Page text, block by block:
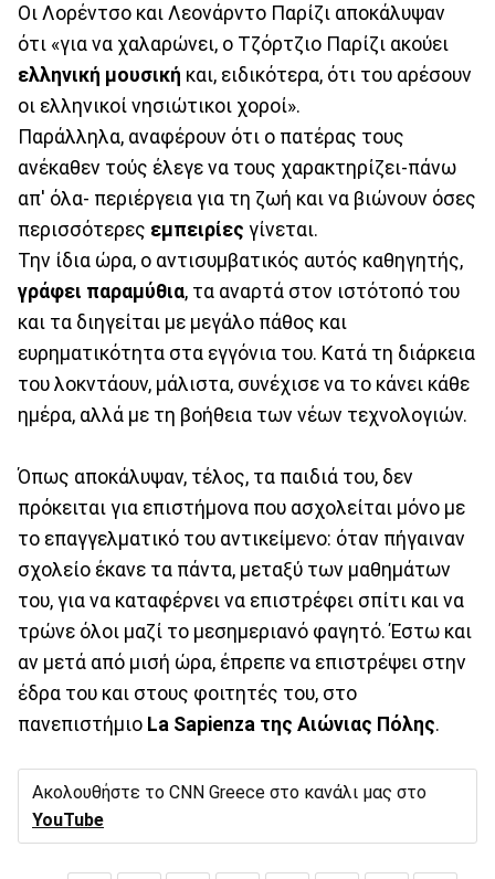
Οι Λορέντσο και Λεονάρντο Παρίζι αποκάλυψαν
ότι «για να χαλαρώνει, ο Τζόρτζιο Παρίζι ακούει
ελληνική μουσική και, ειδικότερα, ότι του αρέσουν
οι ελληνικοί νησιώτικοι χοροί».
Παράλληλα, αναφέρουν ότι ο πατέρας τους
ανέκαθεν τούς έλεγε να τους χαρακτηρίζει-πάνω
απ' όλα- περιέργεια για τη ζωή και να βιώνουν όσες
περισσότερες εμπειρίες γίνεται.
Την ίδια ώρα, ο αντισυμβατικός αυτός καθηγητής,
γράφει παραμύθια, τα αναρτά στον ιστότοπό του
και τα διηγείται με μεγάλο πάθος και
ευρηματικότητα στα εγγόνια του. Κατά τη διάρκεια
του λοκντάουν, μάλιστα, συνέχισε να το κάνει κάθε
ημέρα, αλλά με τη βοήθεια των νέων τεχνολογιών.
Όπως αποκάλυψαν, τέλος, τα παιδιά του, δεν
πρόκειται για επιστήμονα που ασχολείται μόνο με
το επαγγελματικό του αντικείμενο: όταν πήγαιναν
σχολείο έκανε τα πάντα, μεταξύ των μαθημάτων
του, για να καταφέρνει να επιστρέφει σπίτι και να
τρώνε όλοι μαζί το μεσημεριανό φαγητό. Έστω και
αν μετά από μισή ώρα, έπρεπε να επιστρέψει στην
έδρα του και στους φοιτητές του, στο
πανεπιστήμιο La Sapienza της Αιώνιας Πόλης.
Ακολουθήστε το CNN Greece στο κανάλι μας στο
YouTube